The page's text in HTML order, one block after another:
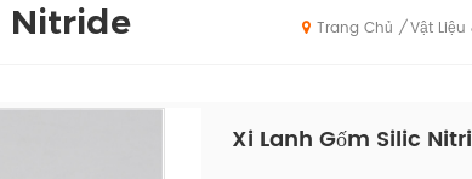
Nitride Trang Chủ / Vật Liệu
Xi Lanh Gốm Silic